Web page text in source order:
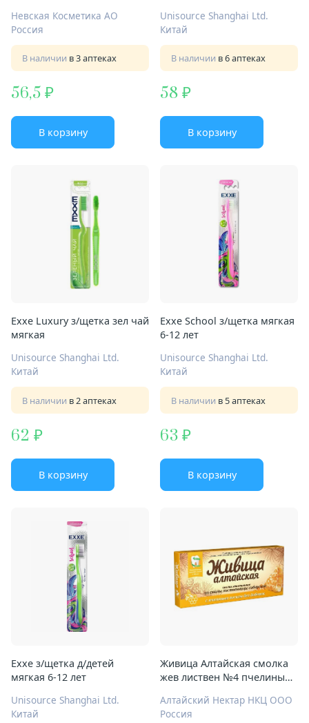
Невская Косметика АО
Россия
В наличии в 3 аптеках
56,5
В корзину
Unisource Shanghai Ltd.
Китай
В наличии в 6 аптеках
58
В корзину
Exxe Luxury з/щетка зел чай
мягкая
Unisource Shanghai Ltd.
Китай
В наличии в 2 аптеках
62
В корзину
Exxe School з/щетка мягкая
6-12 лет
Unisource Shanghai Ltd.
Китай
В наличии в 5 аптеках
63
В корзину
Exxe з/щетка д/детей
мягкая 6-12 лет
Unisource Shanghai Ltd.
Китай
Живица Алтайская смолка
жев листвен №4 пчелиный
Алтайский Нектар НКЦ ООО
Россия